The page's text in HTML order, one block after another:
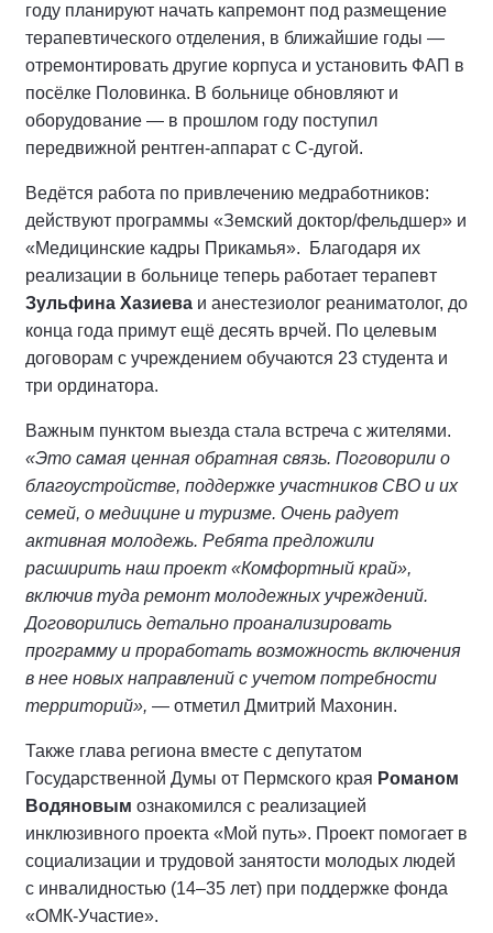
году планируют начать капремонт под размещение
терапевтического отделения, в ближайшие годы —
отремонтировать другие корпуса и установить ФАП в
посёлке Половинка. В больнице обновляют и
оборудование — в прошлом году поступил
передвижной рентген-аппарат с С-дугой.
Ведётся работа по привлечению медработников:
действуют программы «Земский доктор/фельдшер» и
«Медицинские кадры Прикамья». Благодаря их
реализации в больнице теперь работает терапевт
Зульфина Хазиева и анестезиолог реаниматолог, до
конца года примут ещё десять врчей. По целевым
договорам с учреждением обучаются 23 студента и
три ординатора.
Важным пунктом выезда стала встреча с жителями.
«Это самая ценная обратная связь. Поговорили о
благоустройстве, поддержке участников СВО и их
семей, о медицине и туризме. Очень радует
активная молодежь. Ребята предложили
расширить наш проект «Комфортный край»,
включив туда ремонт молодежных учреждений.
Договорились детально проанализировать
программу и проработать возможность включения
в нее новых направлений с учетом потребности
территорий», — отметил Дмитрий Махонин.
Также глава региона вместе с депутатом
Государственной Думы от Пермского края Романом
Водяновым ознакомился с реализацией
инклюзивного проекта «Мой путь». Проект помогает в
социализации и трудовой занятости молодых людей
с инвалидностью (14–35 лет) при поддержке фонда
«ОМК-Участие».